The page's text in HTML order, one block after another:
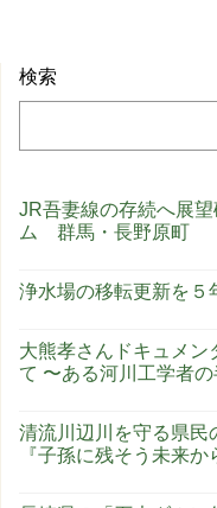
検索
JR吾妻線の存続へ展
ム 群馬・長野原町
浄水場の移転更新を
大熊孝さんドキュメ
て 〜ある河川工学者の
清流川辺川を守る県民
『子孫に残そう未来